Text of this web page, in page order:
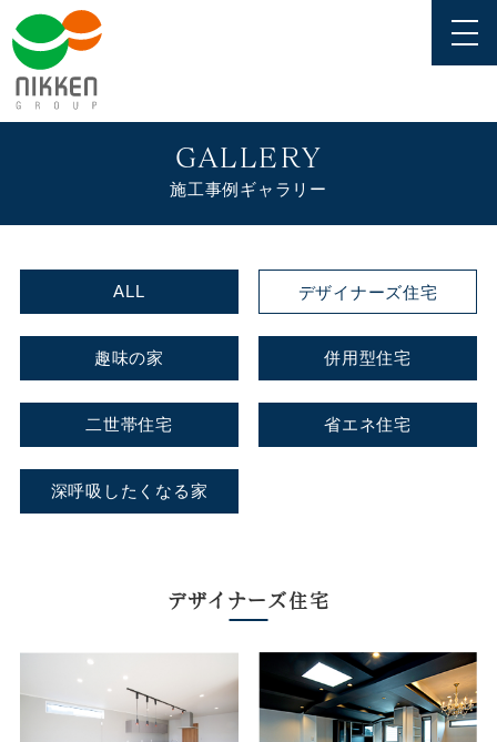
GALLERY
施工事例ギャラリー
ALL デザイナーズ住宅
趣味の家 併用型住宅
二世帯住宅 省エネ住宅
深呼吸したくなる家
デザイナーズ住宅